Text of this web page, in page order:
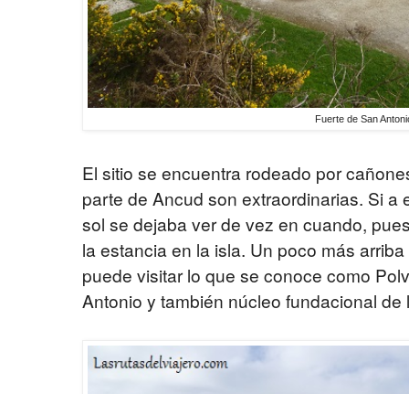
Fuerte de San
El sitio se encuentra rodeado por
parte de Ancud son extraordinarias. Si
sol se dejaba ver de vez en cuando,
la estancia en la isla. Un poco más
puede visitar lo que se conoce como
Antonio y también núcleo fundacional